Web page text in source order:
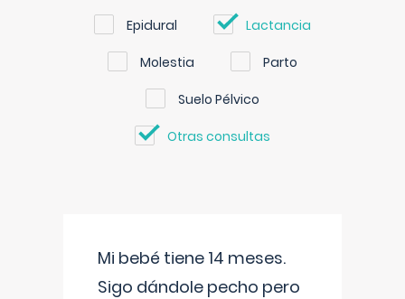
Epidural Lactancia
Molestia Parto
Suelo Pélvico
Otras consultas
Mi bebé tiene 14 meses.
Sigo dándole pecho pero